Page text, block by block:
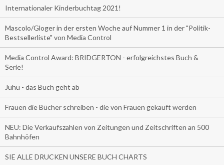
Internationaler Kinderbuchtag 2021!
Mascolo/Gloger in der ersten Woche auf Nummer 1 in der "Politik-
Bestsellerliste" von Media Control
Media Control Award: BRIDGERTON - erfolgreichstes Buch &
Serie!
Juhu - das Buch geht ab
Frauen die Bücher schreiben - die von Frauen gekauft werden
NEU: Die Verkaufszahlen von Zeitungen und Zeitschriften an 500
Bahnhöfen
SIE ALLE DRUCKEN UNSERE BUCH CHARTS